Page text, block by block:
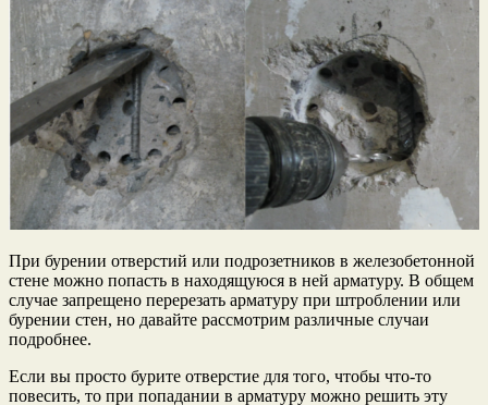
При бурении отверстий или подрозетников в железобетонной
стене можно попасть в находящуюся в ней арматуру. В общем
случае запрещено перерезать арматуру при штроблении или
бурении стен, но давайте рассмотрим различные случаи
подробнее.
Если вы просто бурите отверстие для того, чтобы что-то
повесить, то при попадании в арматуру можно решить эту